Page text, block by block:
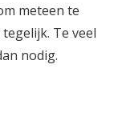
meteen te
Te veel
nodig.